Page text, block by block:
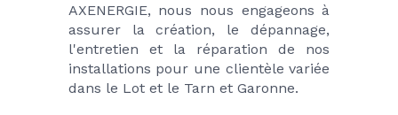
AXENERGIE, nous nous engageons à
assurer la création, le dépannage,
l'entretien et la réparation de nos
installations pour une clientèle variée
dans le Lot et le Tarn et Garonne.